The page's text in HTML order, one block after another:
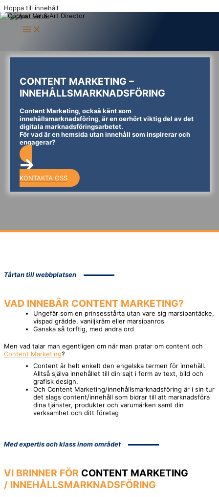
Hoppa till innehåll
CONTENT MARKETING –
INNEHÅLLSMARKNADSFÖRING
Content Marketing, också känt som
innehållsmarknadsföring, är en oerhört viktig del av det
digitala marknadsföringsarbetet.
För vad är en hemsida utan innehåll som inspirerar och
engagerar?
KONTAKTA OSS
Tårtan till webbplatsen
VAD INNEBÄR CONTENT MARKETING?
Ungefär som en prinsesstårta utan vare sig marsipantäcke,
vispad grädde, vaniljkräm eller marsipanros
Ganska så torftig, med andra ord
Men vad talar man egentligen om när man pratar om content och
Content Marketing?
Content är helt enkelt den engelska termen för innehåll.
Alltså själva innehållet till din sajt i form av text, bild och
grafisk design.
Och Content Marketing/innehållsmarknadsföring är i sin tur
det slags content/innehåll som bidrar till att marknadsföra
dina tjänster, produkter och varumärken samt din
verksamhet och ditt företag
Med expertis och klass inom området
VI BRINNER FÖR CONTENT MARKETING
/ INNEHÅLLSMARKNADSFÖRING